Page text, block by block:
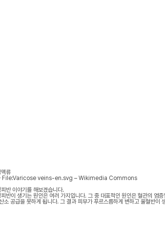
류
File:Varicose veins-en.svg – Wikimedia Commons
피반 이야기를 해보겠습니다.
피반이 생기는 원인은 여러 가지입니다. 그 중 대표적인 원인은 혈관의 염
소 공급을 못하게 됩니다. 그 결과 피부가 푸르스름하게 변하고 울혈반이